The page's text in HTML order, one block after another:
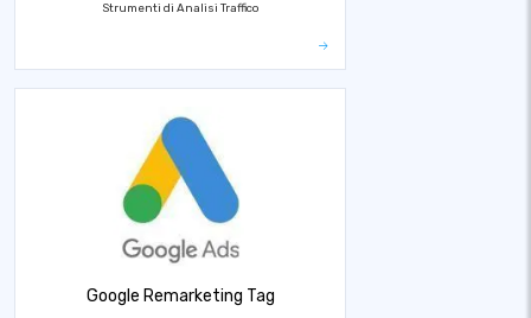
Strumenti di Analisi Traffico
Google Remarketing Tag